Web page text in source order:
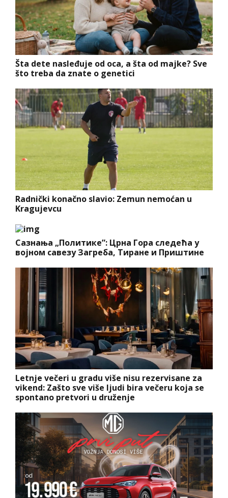
Šta dete nasleđuje od oca, a šta od majke? Sve
što treba da znate o genetici
Radnički konačno slavio: Zemun nemoćan u
Kragujevcu
Сазнања „Политике”: Црна Гора следећа у
војном савезу Загреба, Тиране и Приштине
Letnje večeri u gradu više nisu rezervisane za
vikend: Zašto sve više ljudi bira večeru koja se
spontano pretvori u druženje